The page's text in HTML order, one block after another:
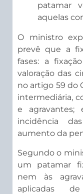
patamar
aquelas
O ministro
prevê que a
fases: a
valoração das
no artigo 59 do
intermediária,
e
incidência
aumento da
Segundo o
um patamar
nem às
aplicadas